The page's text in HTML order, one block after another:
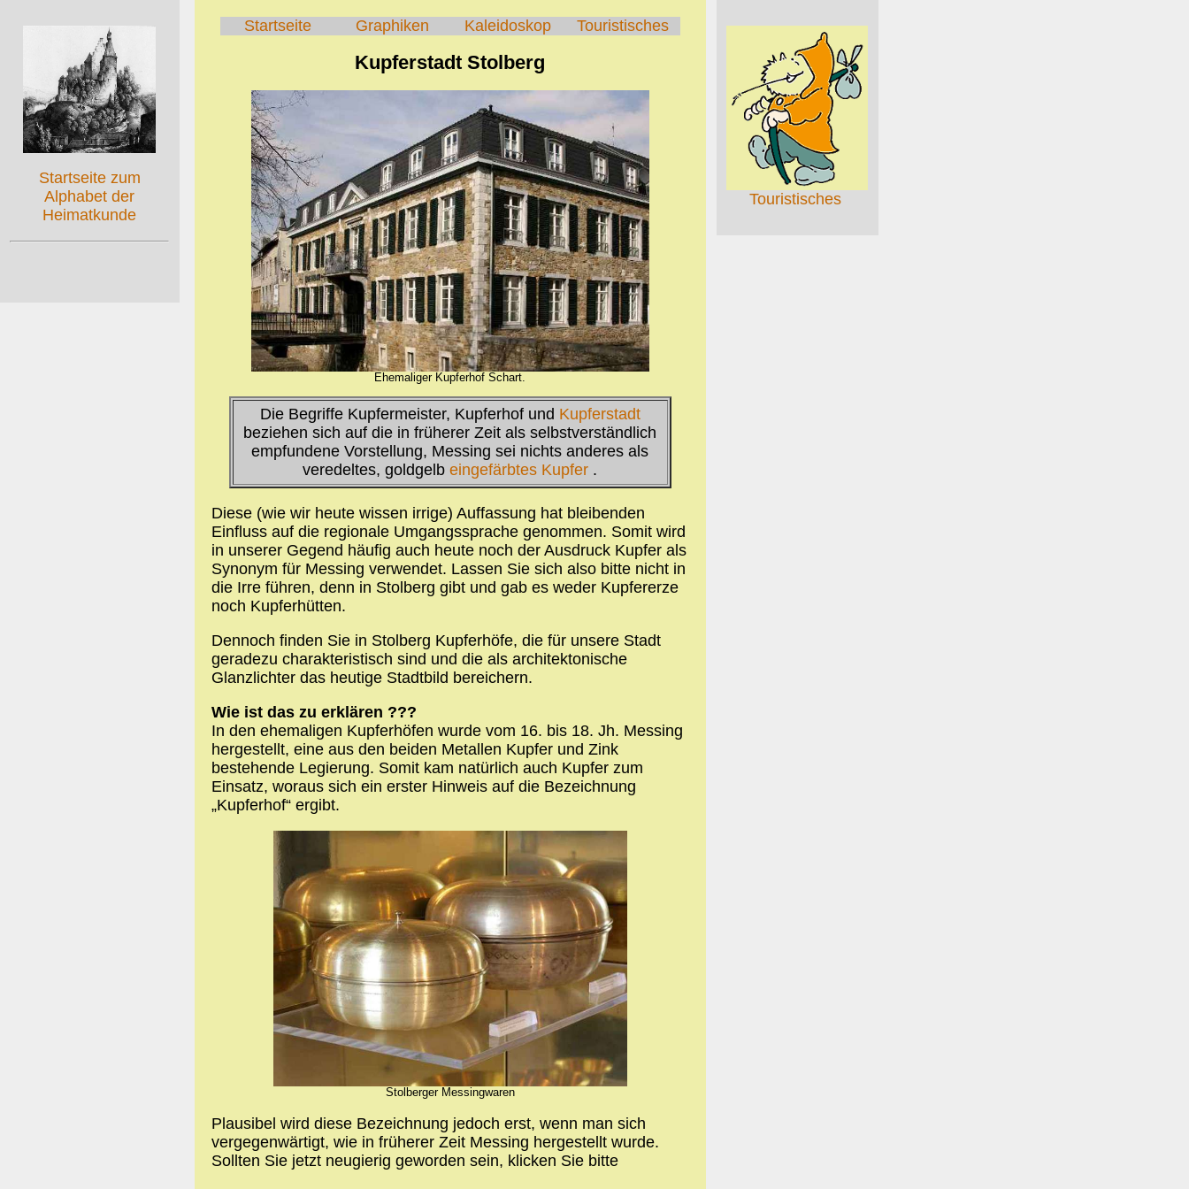
Startseite zum
Alphabet der
Heimatkunde
Startseite Graphiken Kaleidoskop Touristisches
Kupferstadt Stolberg
Ehemaliger Kupferhof Schart.
Die Begriffe Kupfermeister, Kupferhof und Kupferstadt
beziehen sich auf die in früherer Zeit als selbstverständlich
empfundene Vorstellung, Messing sei nichts anderes als
veredeltes, goldgelbeingefärbtes Kupfer .
Diese (wie wir heute wissen irrige) Auffassung hat bleibenden
Einfluss auf die regionale Umgangssprache genommen. Somit wird
in unserer Gegend häufig auch heute noch der Ausdruck Kupfer als
Synonym für Messing verwendet. Lassen Sie sich also bitte nicht in
die Irre führen, denn in Stolberg gibt und gab es weder Kupfererze
noch Kupferhütten.
Dennoch finden Sie in Stolberg Kupferhöfe, die für unsere Stadt
geradezu charakteristisch sind und die als architektonische
Glanzlichter das heutige Stadtbild bereichern.
Wie ist das zu erklären ???
In den ehemaligen Kupferhöfen wurde vom 16. bis 18. Jh. Messing
hergestellt, eine aus den beiden Metallen Kupfer und Zink
bestehende Legierung. Somit kam natürlich auch Kupfer zum
Einsatz, woraus sich ein erster Hinweis auf die Bezeichnung
„Kupferhof“ ergibt.
Stolberger Messingwaren
Plausibel wird diese Bezeichnung jedoch erst, wenn man sich
vergegenwärtigt, wie in früherer Zeit Messing hergestellt wurde.
Sollten Sie jetzt neugierig geworden sein, klicken Sie bitte
Touristisches